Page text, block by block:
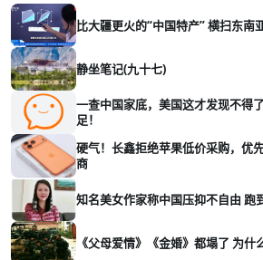
比大疆更火的“中国特产” 横扫东南
静坐笔记(九十七)
一查中国家底，美国这才发现不得
足！
硬气！长鑫拒绝苹果低价采购，优
商
知名美女作家称中国压抑不自由 跑
《父母爱情》《金婚》都塌了 为